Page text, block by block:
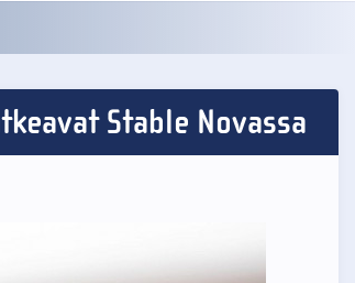
Stable Novassa